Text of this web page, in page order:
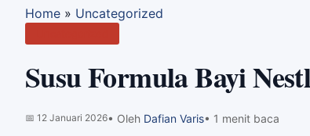
Home » Uncategorized
Susu Formula Bayi
📅 12 Januari 2026• Oleh Dafian Varis• 1 menit baca